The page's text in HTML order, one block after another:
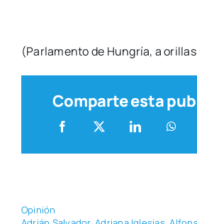
(Par­la­men­to de Hun­gría, a
Comparte esta
Opi­nión